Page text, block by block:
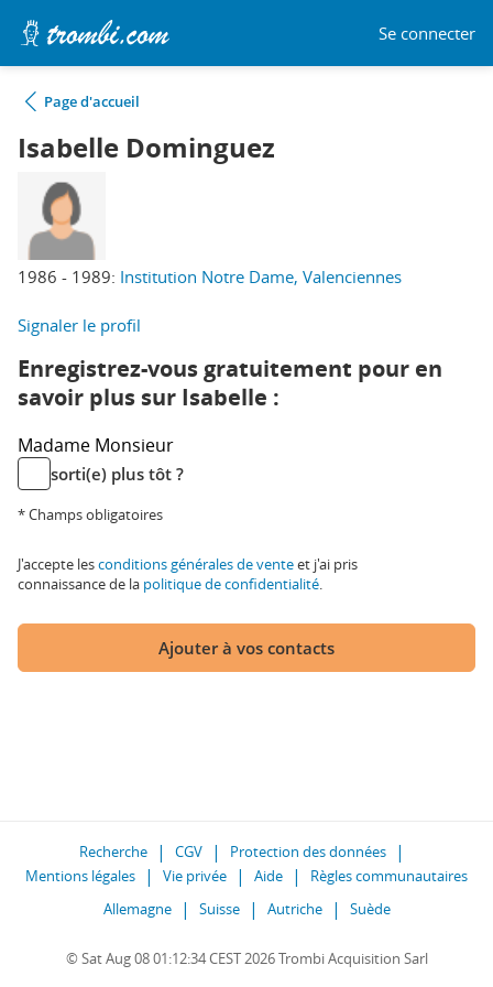
Se connecter
Page d'accueil
Isabelle Dominguez
1986 - 1989: Institution Notre Dame, Valenciennes
Signaler le profil
Enregistrez-vous gratuitement pour en
savoir plus sur Isabelle :
Madame Monsieur
sorti(e) plus tôt ?
* Champs obligatoires
J'accepte lesconditions générales de venteet j'ai pris
connaissance de la politique de confidentialité.
Ajouter à vos contacts
Recherche CGV
Protection des données
Mentions légales
Vie privée Aide
Règles communautaires
Allemagne
Suisse Autriche Suède
© Sat Aug 08 01:12:34 CEST 2026 Trombi Acquisition Sarl